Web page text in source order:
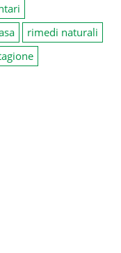
rimedi naturali